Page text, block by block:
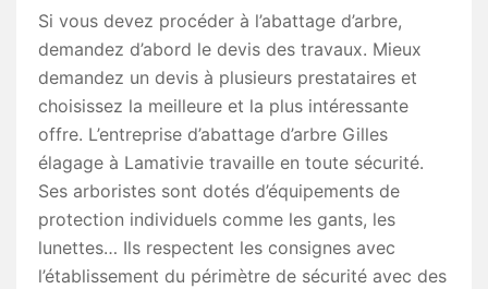
Si vous devez procéder à l’abattage d’arbre,
demandez d’abord le devis des travaux. Mieux
demandez un devis à plusieurs prestataires et
choisissez la meilleure et la plus intéressante
offre. L’entreprise d’abattage d’arbre Gilles
élagage à Lamativie travaille en toute sécurité.
Ses arboristes sont dotés d’équipements de
protection individuels comme les gants, les
lunettes… Ils respectent les consignes avec
l’établissement du périmètre de sécurité avec des